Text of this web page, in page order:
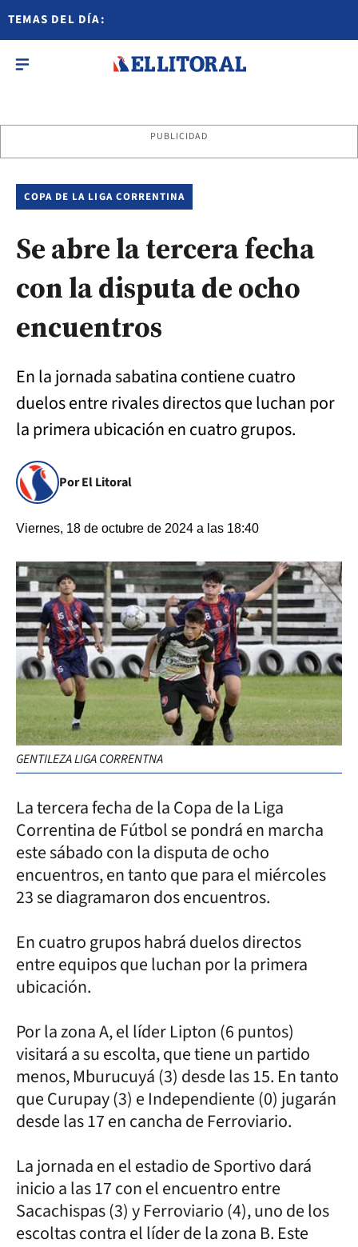
TEMAS DEL DÍA:
PUBLICIDAD
COPA DE LA LIGA CORRENTINA
Se abre la tercera fecha
con la disputa de ocho
encuentros
En la jornada sabatina contiene cuatro
duelos entre rivales directos que luchan por
la primera ubicación en cuatro grupos.
Por El Litoral
Viernes, 18 de octubre de 2024 a las 18:40
GENTILEZA LIGA CORRENTNA
La tercera fecha de la Copa de la Liga
Correntina de Fútbol se pondrá en marcha
este sábado con la disputa de ocho
encuentros, en tanto que para el miércoles
23 se diagramaron dos encuentros.
En cuatro grupos habrá duelos directos
entre equipos que luchan por la primera
ubicación.
Por la zona A, el líder Lipton (6 puntos)
visitará a su escolta, que tiene un partido
menos, Mburucuyá (3) desde las 15. En tanto
que Curupay (3) e Independiente (0) jugarán
desde las 17 en cancha de Ferroviario.
La jornada en el estadio de Sportivo dará
inicio a las 17 con el encuentro entre
Sacachispas (3) y Ferroviario (4), uno de los
escoltas contra el líder de la zona B. Este